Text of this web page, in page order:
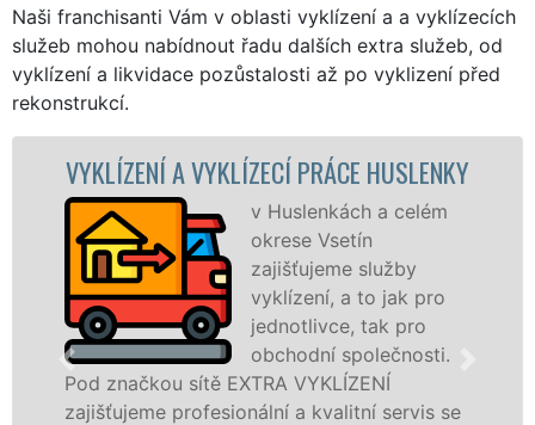
Naši franchisanti Vám v oblasti vyklízení a a vyklízecích
služeb mohou nabídnout řadu dalších extra služeb, od
vyklízení a likvidace pozůstalosti až po vyklizení před
rekonstrukcí.
A VYKLÍZECÍ PRÁCE HUSLENKY
v Huslenkách a celém
okrese Vsetín
zajišťujeme služby
vyklízení, a to jak pro
jednotlivce, tak pro
obchodní společnosti.
sítě EXTRA VYKLÍZENÍ
profesionální a kvalitní servis se
VYKLÍZECÍ
službu jak